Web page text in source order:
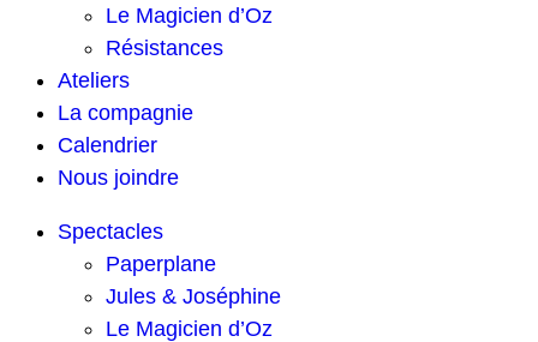
Le Magicien d’Oz
Résistances
Ateliers
La compagnie
Calendrier
Nous joindre
Spectacles
Paperplane
Jules & Joséphine
Le Magicien d’Oz